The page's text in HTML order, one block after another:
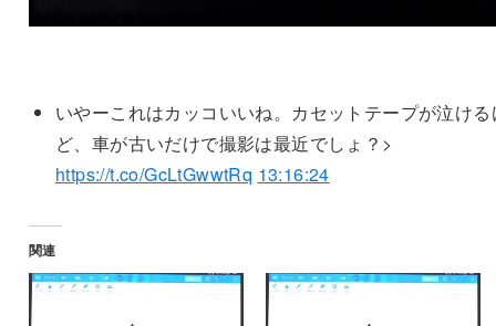
いやーこれはカッコいいね。カセットテープが泣ける
ど、車が古いだけで撮影は最近でしょ？>
https://t.co/GcLtGwwtRq 13:16:24
関連